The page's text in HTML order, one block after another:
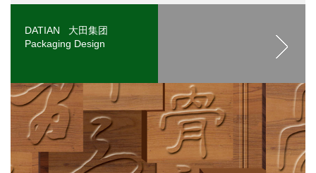
DATIAN 大田集团
Packaging Design